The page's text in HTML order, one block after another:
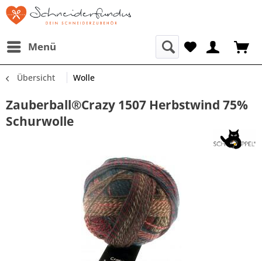
Menü
Übersicht Wolle
Zauberball®Crazy 1507 Herbstwind 75%
Schurwolle